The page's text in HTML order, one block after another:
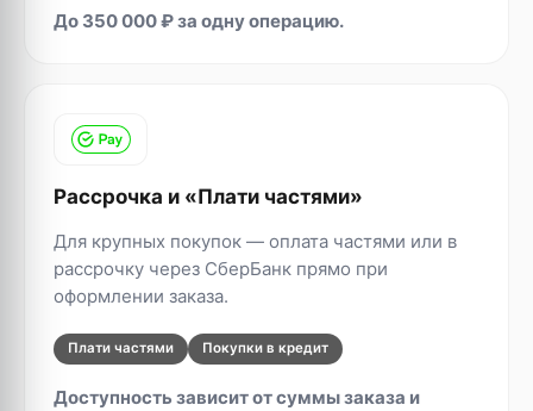
До 350 000 ₽ за одну операцию.
Рассрочка и «Плати частями»
Для крупных покупок — оплата частями или в
рассрочку через СберБанк прямо при
оформлении заказа.
Плати частями Покупки в кредит
Доступность зависит от суммы заказа и